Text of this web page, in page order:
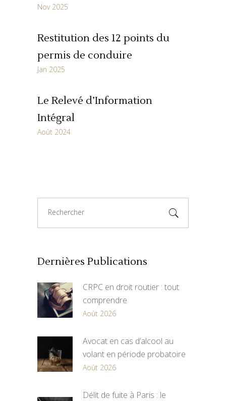
Nov 2025
Restitution des 12 points du
permis de conduire
Jan 2025
Le Relevé d’Information
Intégral
Août 2024
for:
Dernières Publications
CRPC en droit routier : tout
comprendre
Août 2026
Avocat en cas d’alcool au
volant en période probatoire
Août 2026
Délit de fuite à Paris : le